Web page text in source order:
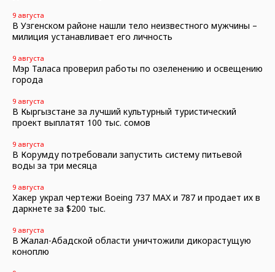
9 августа
В Узгенском районе нашли тело неизвестного мужчины –
милиция устанавливает его личность
9 августа
Мэр Таласа проверил работы по озеленению и освещению
города
9 августа
В Кыргызстане за лучший культурный туристический
проект выплатят 100 тыс. сомов
9 августа
В Корумду потребовали запустить систему питьевой
воды за три месяца
9 августа
Хакер украл чертежи Boeing 737 MAX и 787 и продает их в
даркнете за $200 тыс.
9 августа
В Жалал-Абадской области уничтожили дикорастущую
коноплю